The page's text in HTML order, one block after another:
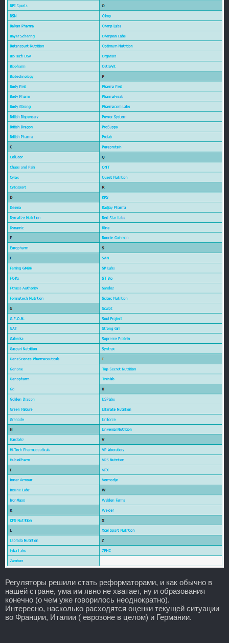
Регуляторы решили стать реформаторами, и как обычно в
нашей стране, ума им явно не хватает, ну и образования
конечно (о чем уже говорилось неоднократно).
Интересно, насколько расходятся оценки текущей ситуации
во Франции, Италии ( еврозоне в целом) и Германии.